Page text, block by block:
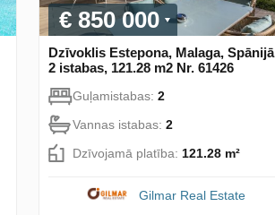
€ 850 000
Dzīvoklis Estepona, Malaga, Spānijā
2 istabas, 121.28 m2 Nr. 61426
Guļamistabas: 2
Vannas istabas: 2
Dzīvojamā platība: 121.28 m²
Gilmar Real Estate